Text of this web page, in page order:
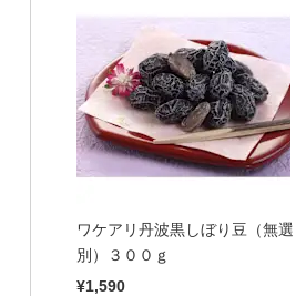
ワケアリ丹波黒しぼり豆（無選
別）３００ｇ
¥1,590